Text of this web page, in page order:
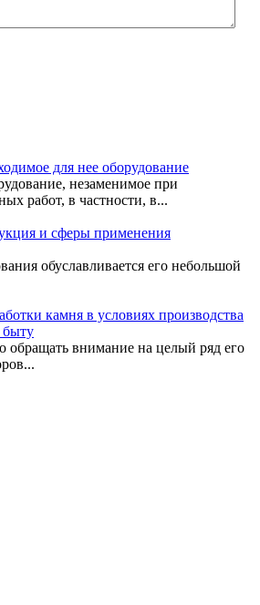
для нее оборудование
незаменимое при
работ, в частности, в...
и сферы применения
обуславливается его небольшой
камня в условиях производства
быту
обращать внимание на целый ряд его